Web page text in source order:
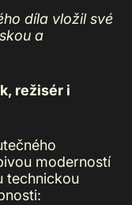
díla vložil své
a
režisér i
moderností
technickou